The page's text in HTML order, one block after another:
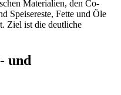
Materialien, den Co-
Speisereste, Fette und Öle
Ziel ist die deutliche
und